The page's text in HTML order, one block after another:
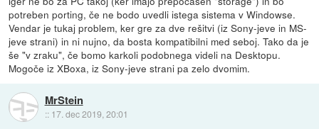
potreben porting, če ne bodo uvedli istega sistema v Windowse.
Vendar je tukaj problem, ker gre za dve rešitvi (iz Sony-jeve in MS-
jeve strani) in ni nujno, da bosta kompatibilni med seboj. Tako da je
še "v zraku", če bomo karkoli podobnega videli na Desktopu.
Mogoče iz XBoxa, iz Sony-jeve strani pa zelo dvomim.
MrStein
:: 17. dec 2019, 20:01